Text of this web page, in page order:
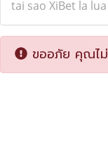
tai sao XiBet la
ขออภัย คุณไม่